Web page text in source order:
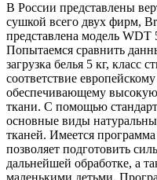
В России представлены
сушкой всего двух фирм,
представлена модель
Попытаемся сравнить
загрузка белья 5 кг, класс
соответствие
обеспечивающему высокую
ткани. С помощью
основные виды
тканей. Имеется
позволяет подготовить
дальнейшей обработке, а